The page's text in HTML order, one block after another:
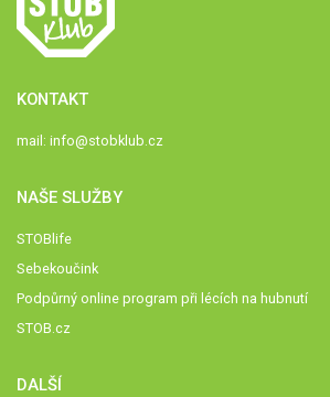
KONTAKT
mail: info@stobklub.cz
NAŠE SLUŽBY
STOBlife
Sebekoučink
Podpůrný online program při lécích na hubnutí
STOB.cz
DALŠÍ